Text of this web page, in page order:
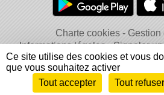
Charte cookies
Gestion
Informations légales
Signaler
Envie de participer ?
Ce site utilise des cookies et vous
que vous souhaitez activer
Tout accepter
Tout refuser